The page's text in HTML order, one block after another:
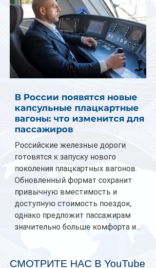
В России появятся новые
капсульные плацкартные
вагоны: что изменится для
пассажиров
Российские железные дороги
готовятся к запуску нового
поколения плацкартных вагонов.
Обновленный формат сохранит
привычную вместимость и
доступную стоимость поездок,
однако предложит пассажирам
значительно больше комфорта и
планируется начать в 2027 году.
СМОТРИТЕ НАС В YouTube